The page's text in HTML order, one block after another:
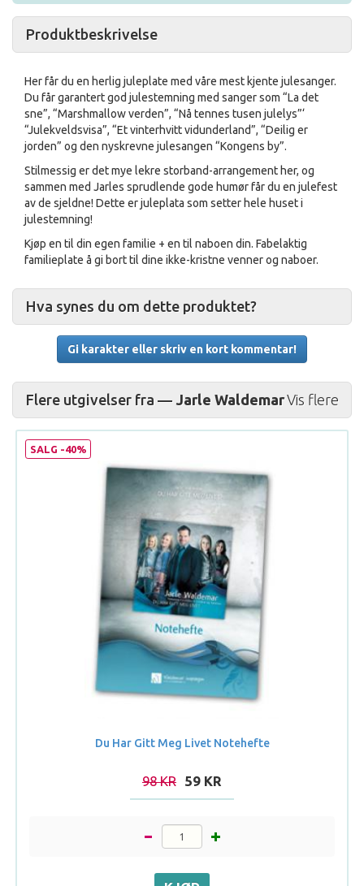
Produktbeskrivelse
Her får du en herlig juleplate med våre mest kjente julesanger.
Du får garantert god julestemning med sanger som “La det
sne”, “Marshmallow verden”, “Nå tennes tusen julelys”‘
“Julekveldsvisa”, “Et vinterhvitt vidunderland”, “Deilig er
jorden” og den nyskrevne julesangen “Kongens by”.
Stilmessig er det mye lekre storband-arrangement her, og
sammen med Jarles sprudlende gode humør får du en julefest
av de sjeldne! Dette er juleplata som setter hele huset i
julestemning!
Kjøp en til din egen familie + en til naboen din. Fabelaktig
familieplate å gi bort til dine ikke-kristne venner og naboer.
Hva synes du om dette produktet?
Gi karakter eller skriv en kort kommentar!
Flere utgivelser fra — Vis flere
Jarle Waldemar
Du Har Gitt Meg Livet Notehefte
98 KR 59 KR
SALG -40%